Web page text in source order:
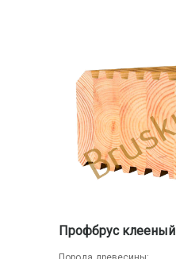
Профбрус